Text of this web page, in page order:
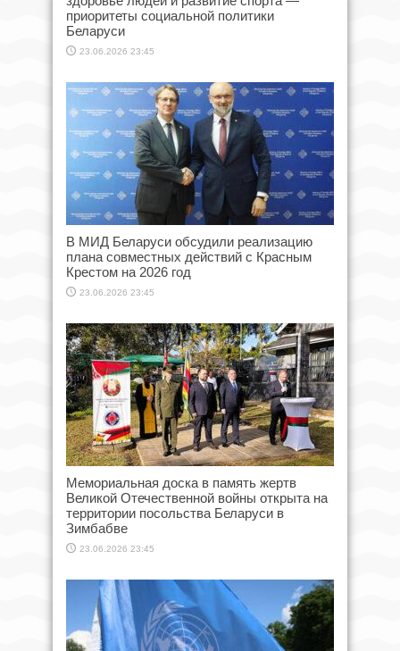
приоритеты социальной политики
Беларуси
23.06.2026 23:45
В МИД Беларуси обсудили реализацию
плана совместных действий с Красным
Крестом на 2026 год
23.06.2026 23:45
Мемориальная доска в память жертв
Великой Отечественной войны открыта на
территории посольства Беларуси в
Зимбабве
23.06.2026 23:45